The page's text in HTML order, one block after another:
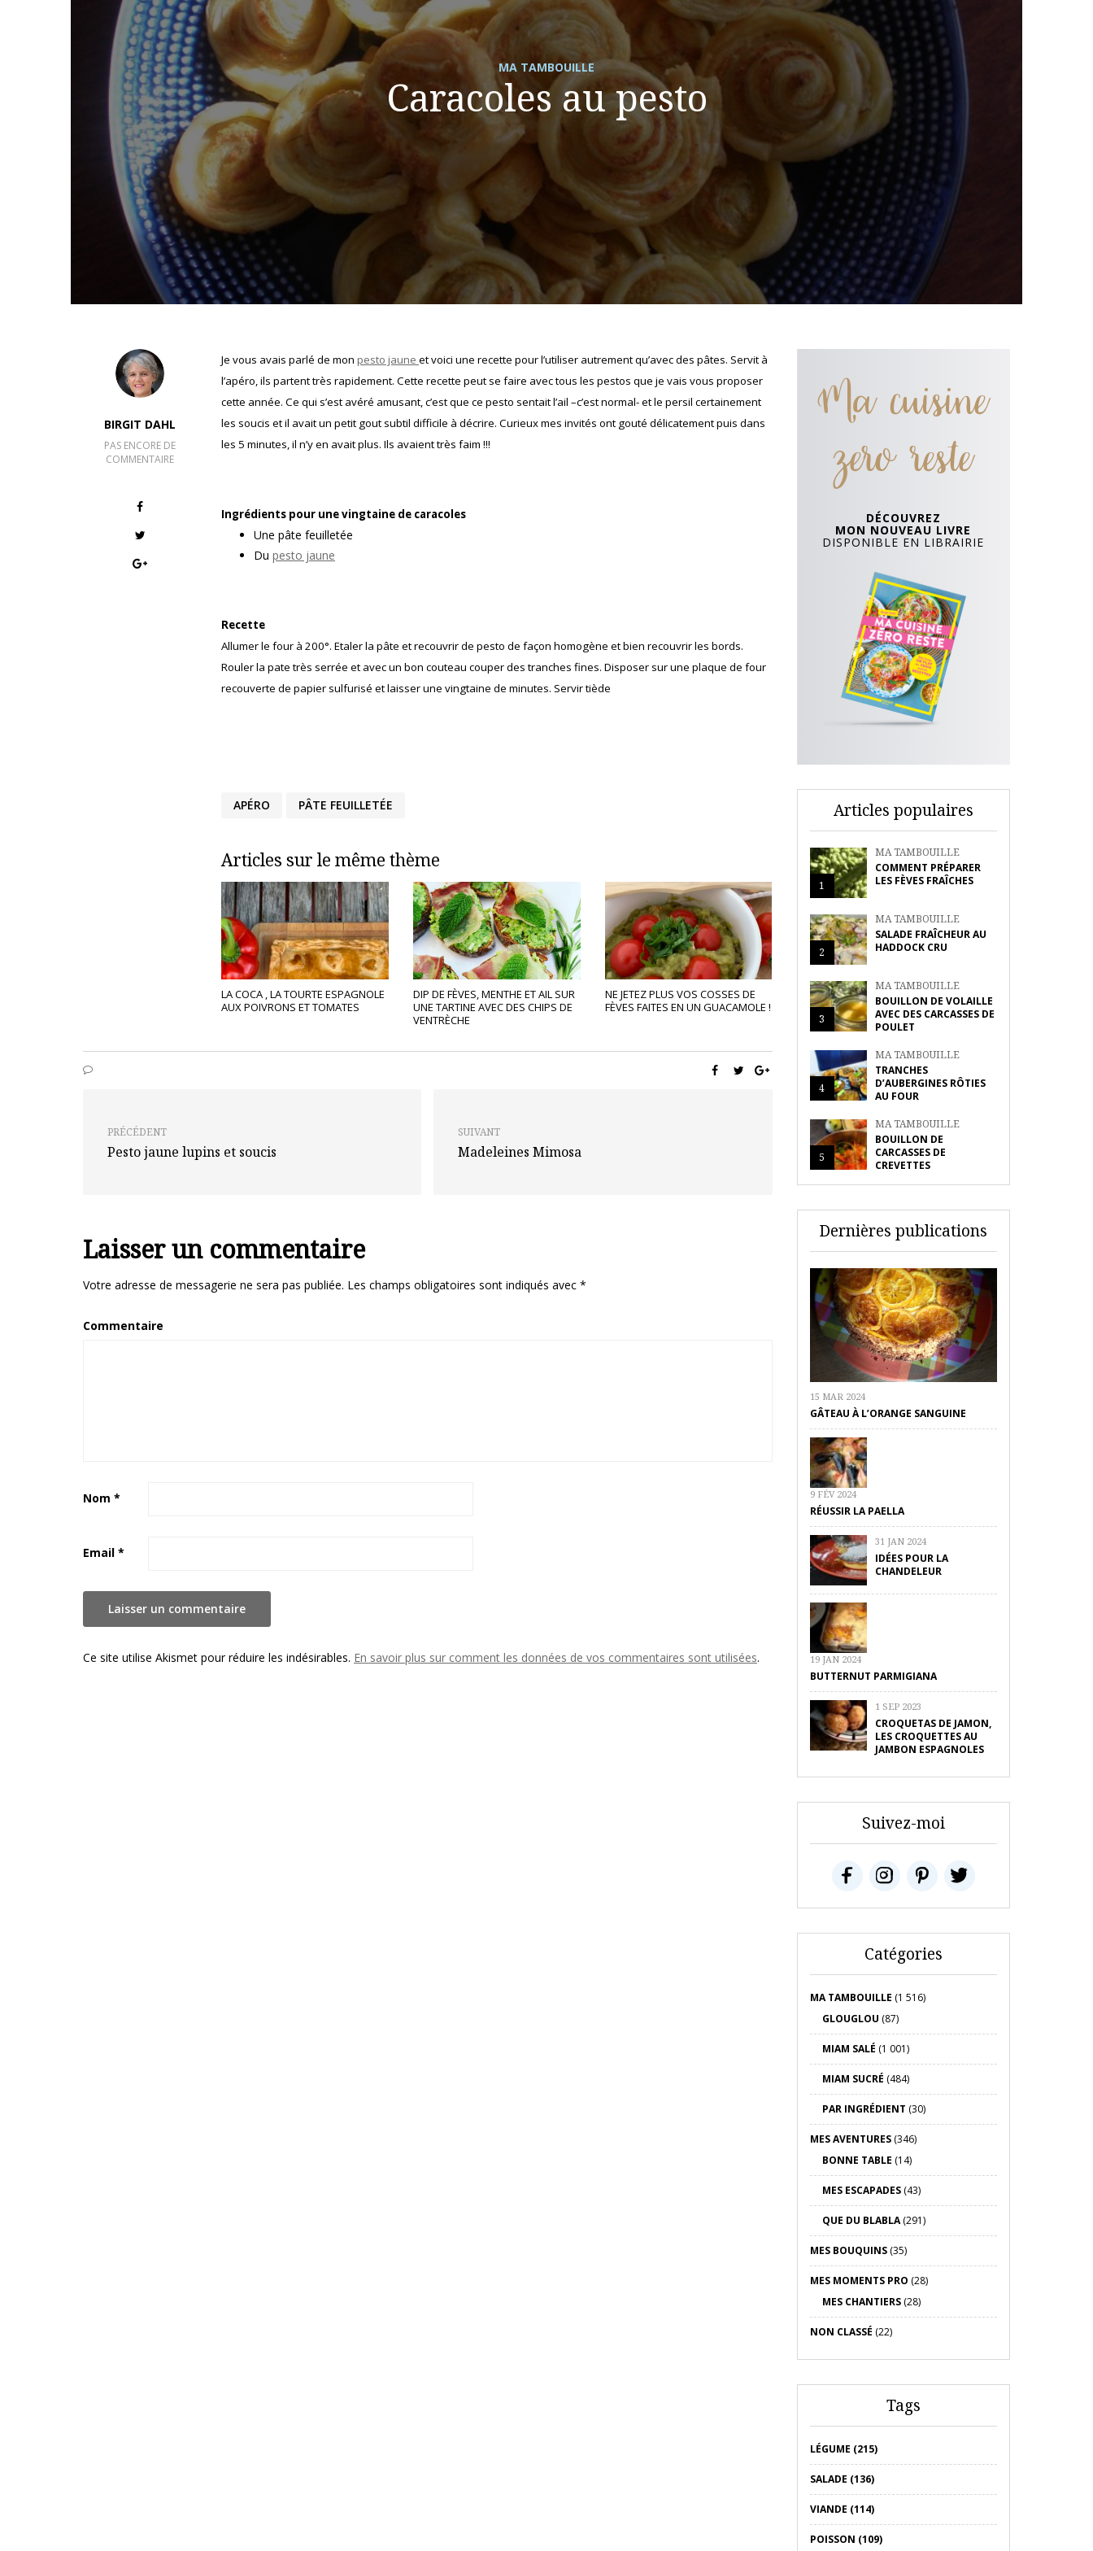
MA TAMBOUILLE
Caracoles au pesto
BIRGIT DAHL
PAS ENCORE DE
COMMENTAIRE
Je vous avais parlé de mon pesto jaune et voici une recette pour l’utiliser autrement qu’avec des pâtes. Servit à
l’apéro, ils partent très rapidement. Cette recette peut se faire avec tous les pestos que je vais vous proposer
cette année. Ce qui s’est avéré amusant, c’est que ce pesto sentait l’ail –c’est normal- et le persil certainement
les soucis et il avait un petit gout subtil difficile à décrire. Curieux mes invités ont gouté délicatement puis dans
les 5 minutes, il n’y en avait plus. Ils avaient très faim !!!
Ingrédients pour une vingtaine de caracoles
Une pâte feuilletée
Du pesto jaune
Recette
Allumer le four à 200°. Etaler la pâte et recouvrir de pesto de façon homogène et bien recouvrir les bords.
Rouler la pate très serrée et avec un bon couteau couper des tranches fines. Disposer sur une plaque de four
recouverte de papier sulfurisé et laisser une vingtaine de minutes. Servir tiède
APÉRO PÂTE FEUILLETÉE
Articles sur le même thème
LA COCA , LA TOURTE ESPAGNOLE
AUX POIVRONS ET TOMATES
DIP DE FÈVES, MENTHE ET AIL SUR
UNE TARTINE AVEC DES CHIPS DE
VENTRÈCHE
NE JETEZ PLUS VOS COSSES DE
FÈVES FAITES EN UN GUACAMOLE !
PRÉCÉDENT
Pesto jaune lupins et soucis
SUIVANT
Madeleines Mimosa
Laisser un commentaire
Votre adresse de messagerie ne sera pas publiée. Les champs obligatoires sont indiqués avec *
Commentaire
Nom *
Email *
Ce site utilise Akismet pour réduire les indésirables. En savoir plus sur comment les données de vos commentaires sont utilisées.
Ma cuisine
zero reste
DÉCOUVREZ
MON NOUVEAU LIVRE
DISPONIBLE EN LIBRAIRIE
Articles populaires
1
MA TAMBOUILLE
COMMENT PRÉPARER
LES FÈVES FRAÎCHES
2
MA TAMBOUILLE
SALADE FRAÎCHEUR AU
HADDOCK CRU
3
MA TAMBOUILLE
BOUILLON DE VOLAILLE
AVEC DES CARCASSES DE
POULET
4
MA TAMBOUILLE
TRANCHES
D’AUBERGINES RÔTIES
AU FOUR
5
MA TAMBOUILLE
BOUILLON DE
CARCASSES DE
CREVETTES
Dernières publications
15 MAR 2024
GÂTEAU À L’ORANGE SANGUINE
9 FÉV 2024
RÉUSSIR LA PAELLA
31 JAN 2024
IDÉES POUR LA
CHANDELEUR
19 JAN 2024
BUTTERNUT PARMIGIANA
1 SEP 2023
CROQUETAS DE JAMON,
LES CROQUETTES AU
JAMBON ESPAGNOLES
Suivez-moi
Catégories
MA TAMBOUILLE (1 516)
GLOUGLOU (87)
MIAM SALÉ (1 001)
MIAM SUCRÉ (484)
PAR INGRÉDIENT (30)
MES AVENTURES(346)
BONNE TABLE (14)
MES ESCAPADES(43)
QUE DU BLABLA(291)
MES BOUQUINS(35)
MES MOMENTS PRO (28)
MES CHANTIERS(28)
NON CLASSÉ (22)
Tags
LÉGUME (215)
SALADE (136)
VIANDE (114)
POISSON (109)